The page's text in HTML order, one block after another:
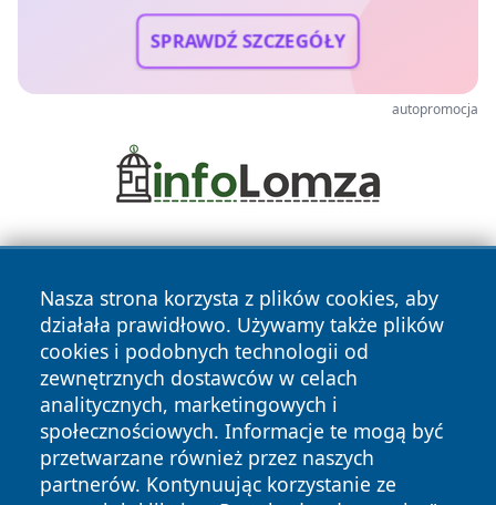
SPRAWDŹ SZCZEGÓŁY
autopromocja
Nasza strona korzysta z plików cookies, aby
działała prawidłowo. Używamy także plików
cookies i podobnych technologii od
zewnętrznych dostawców w celach
analitycznych, marketingowych i
społecznościowych. Informacje te mogą być
przetwarzane również przez naszych
partnerów. Kontynuując korzystanie ze
Copyright © 2026 wrotatarnowa.pl Wszystkie prawa
zastrzeżone.
News Autorzy
Polityka
Polityka